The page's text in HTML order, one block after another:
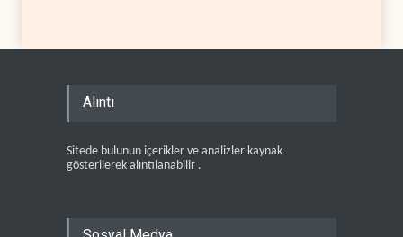
Alıntı
Sitede bulunun içerikler ve analizler kaynak
gösterilerek alıntılanabilir .